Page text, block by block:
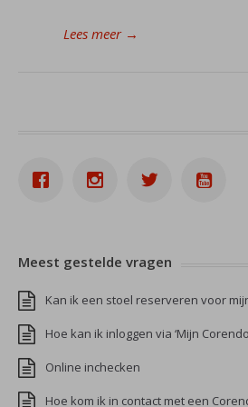
Lees meer→
Meest gestelde vragen
Kan ik een stoel reserveren voor
Hoe kan ik inloggen via ‘Mijn
Online inchecken
Hoe kom ik in contact met een